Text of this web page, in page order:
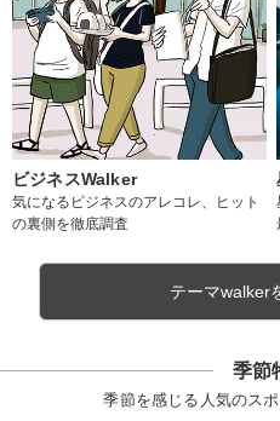
ビジネスWalker
気になるビジネスのアレコレ、ヒット
の裏側を徹底調査
テーマwalker
季節
季節を感じる人気のス